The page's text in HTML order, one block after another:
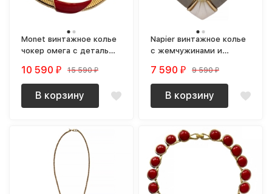
Monet винтажное колье
чокер омега с деталью
10 590 ₽ 15 590 ₽
В корзину
Napier винтажное колье
с жемчужинами и
7 590 ₽ 9 590 ₽
В корзину